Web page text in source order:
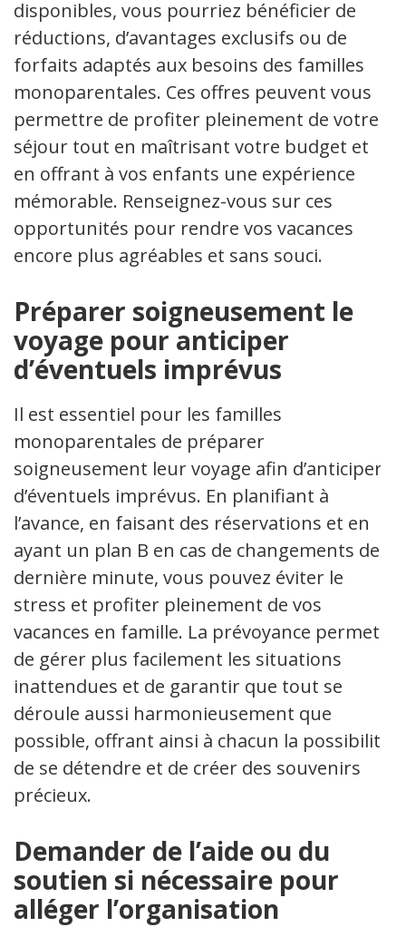
disponibles, vous pourriez bénéficier de
réductions, d’avantages exclusifs ou de
forfaits adaptés aux besoins des familles
monoparentales. Ces offres peuvent vous
permettre de profiter pleinement de votre
séjour tout en maîtrisant votre budget et
en offrant à vos enfants une expérience
mémorable. Renseignez-vous sur ces
opportunités pour rendre vos vacances
encore plus agréables et sans souci.
Préparer soigneusement le
voyage pour anticiper
d’éventuels imprévus
Il est essentiel pour les familles
monoparentales de préparer
soigneusement leur voyage afin d’anticiper
d’éventuels imprévus. En planifiant à
l’avance, en faisant des réservations et en
ayant un plan B en cas de changements de
dernière minute, vous pouvez éviter le
stress et profiter pleinement de vos
vacances en famille. La prévoyance permet
de gérer plus facilement les situations
inattendues et de garantir que tout se
déroule aussi harmonieusement que
possible, offrant ainsi à chacun la possibilité
de se détendre et de créer des souvenirs
précieux.
Demander de l’aide ou du
soutien si nécessaire pour
alléger l’organisation